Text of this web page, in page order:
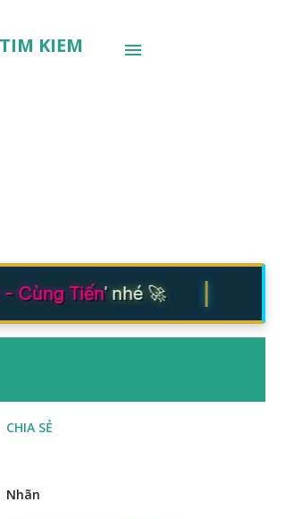
TÌM KIẾM
Cùng Tiến' nhé 🚀
CHIA SẺ
Nhãn